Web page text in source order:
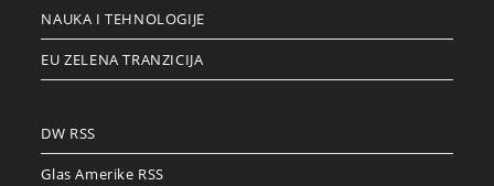
NAUKA I TEHNOLOGIJE
EU ZELENA TRANZICIJA
DW RSS
Glas Amerike RSS